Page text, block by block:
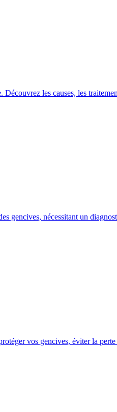
les causes, les
gencives, nécessitant un
vos gencives, éviter la